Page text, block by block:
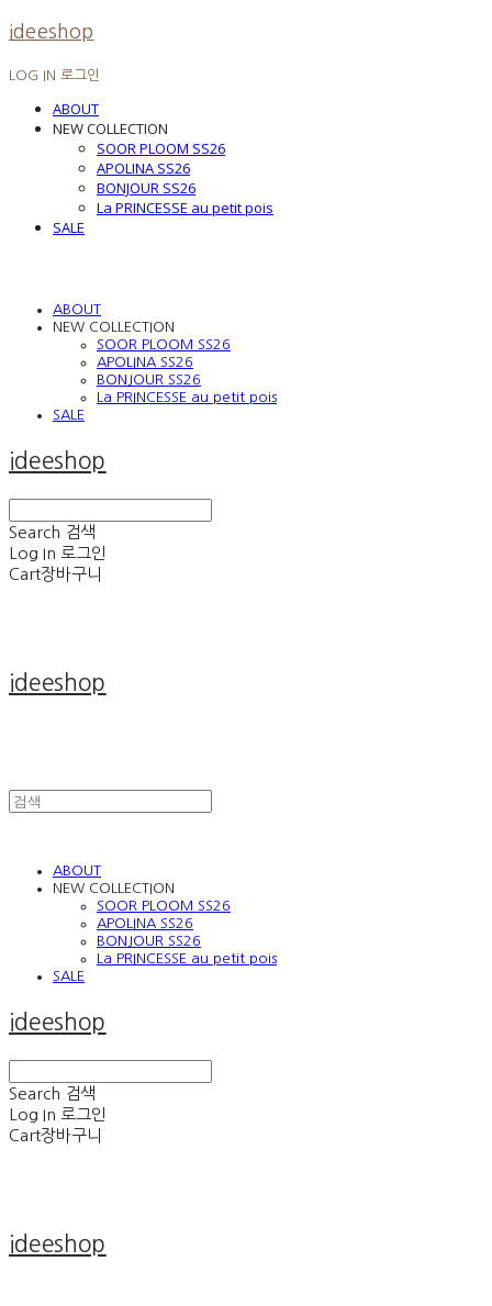
ideeshop
LOG IN 로그인
ABOUT
NEW COLLECTION
SOOR PLOOM SS26
APOLINA SS26
BONJOUR SS26
La PRINCESSE au petit pois
SALE
ABOUT
NEW COLLECTION
SOOR PLOOM SS26
APOLINA SS26
BONJOUR SS26
La PRINCESSE au petit pois
SALE
ideeshop
Search 검색
Log In 로그인
Cart장바구니
ideeshop
ABOUT
NEW COLLECTION
SOOR PLOOM SS26
APOLINA SS26
BONJOUR SS26
La PRINCESSE au petit pois
SALE
ideeshop
Search 검색
Log In 로그인
Cart장바구니
ideeshop